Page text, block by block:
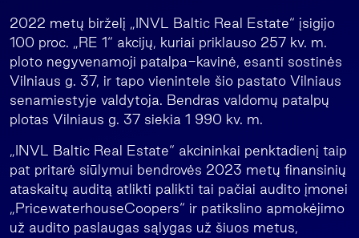
2022 metų birželį „INVL Baltic Real Estate“ įsigijo
100 proc. „RE 1“ akcijų, kuriai priklauso 257 kv. m.
ploto negyvenamoji patalpa-kavinė, esanti sostinės
Vilniaus g. 37, ir tapo vienintele šio pastato Vilniaus
senamiestyje valdytoja. Bendras valdomų patalpų
plotas Vilniaus g. 37 siekia 1 990 kv. m.
„INVL Baltic Real Estate“ akcininkai penktadienį taip
pat pritarė siūlymui bendrovės 2023 metų finansinių
ataskaitų auditą atlikti palikti tai pačiai audito įmonei
„PricewaterhouseCoopers“ ir patikslino apmokėjimo
už audito paslaugas sąlygas už šiuos metus,